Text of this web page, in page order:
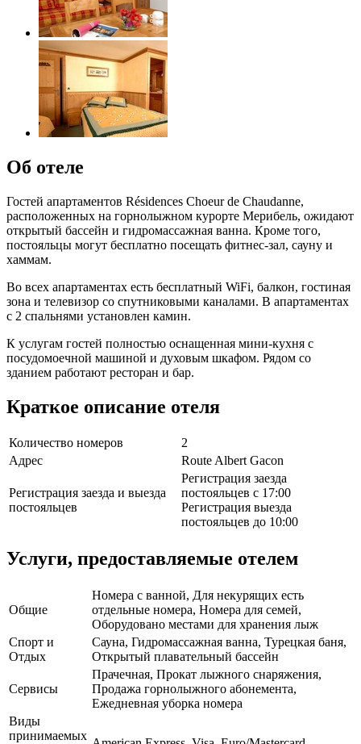
Об отеле
Гостей апартаментов Résidences Choeur de Chaudanne,
расположенных на горнолыжном курорте Мерибель, ожидают
открытый бассейн и гидромассажная ванна. Кроме того,
постояльцы могут бесплатно посещать фитнес-зал, сауну и
хаммам.
Во всех апартаментах есть бесплатный WiFi, балкон, гостиная
зона и телевизор со спутниковыми каналами. В апартаментах
с 2 спальнями установлен камин.
К услугам гостей полностью оснащенная мини-кухня с
посудомоечной машиной и духовым шкафом. Рядом со
зданием работают ресторан и бар.
Краткое описание отеля
Количество номеров
2
Адрес
Route Albert Gacon
Регистрация заезда и выезда
постояльцев
Регистрация заезда
постояльцев с 17:00
Регистрация выезда
постояльцев до 10:00
Услуги, предоставляемые отелем
Общие
Номера с ванной, Для некурящих есть
отдельные номера, Номера для семей,
Оборудовано местами для хранения лыж
Спорт и
Отдых
Сауна, Гидромассажная ванна, Турецкая баня,
Открытый плавательный бассейн
Сервисы
Прачечная, Прокат лыжного снаряжения,
Продажа горнолыжного абонемента,
Ежедневная уборка номера
Виды
принимаемых